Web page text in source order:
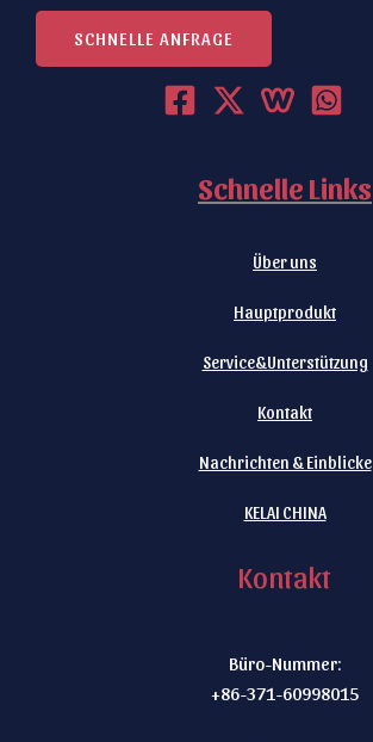
SCHNELLE ANFRAGE
Schnelle Links
Über uns
Hauptprodukt
Service&Unterstützung
Kontakt
Nachrichten & Einblicke
KELAI CHINA
Kontakt
Büro-Nummer:
+86-371-60998015